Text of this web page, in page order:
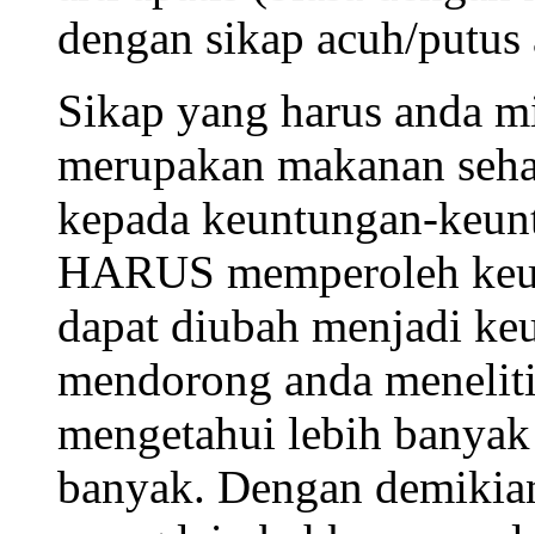
dengan sikap acuh/putus
Sikap yang harus anda
merupakan makanan
kepada keuntungan-
HARUS memperoleh
dapat diubah menjadi
mendorong anda
mengetahui lebih
banyak. Dengan